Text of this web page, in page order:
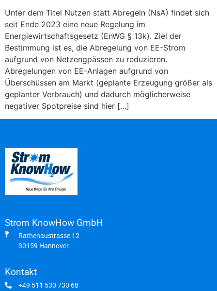
Unter dem Titel Nutzen statt Abregeln (NsA) findet sich
seit Ende 2023 eine neue Regelung im
Energiewirtschaftsgesetz (EnWG § 13k). Ziel der
Bestimmung ist es, die Abregelung von EE-Strom
aufgrund von Netzengpässen zu reduzieren.
Abregelungen von EE-Anlagen aufgrund von
Überschüssen am Markt (geplante Erzeugung größer als
geplanter Verbrauch) und dadurch möglicherweise
negativer Spotpreise sind hier […]
Strom KnowHow GmbH
Rathenaustrasse 12
30159 Hannover
Kontakt
+49 511 530 730 68